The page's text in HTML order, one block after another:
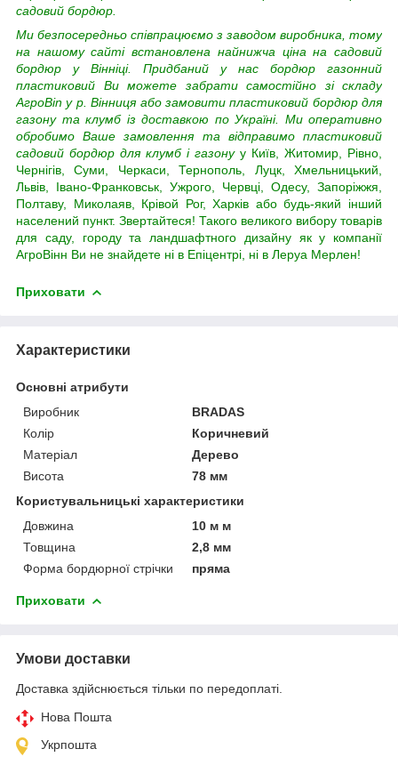
садовий бордюр.
Ми безпосередньо співпрацюємо з заводом виробника, тому
на нашому сайті встановлена найнижча ціна на садовий
бордюр у Вінніці. Придбаний у нас бордюр газонний
пластиковий Ви можете забрати самостійно зі складу
АгроВin у р. Вінниця або замовити пластиковий бордюр для
газону та клумб із доставкою по Україні. Ми оперативно
обробимо Ваше замовлення та відправимо пластиковий
садовий бордюр для клумб і газону у Київ, Житомир, Рівно,
Чернігів, Суми, Черкаси, Тернополь, Луцк, Хмельницький,
Львів, Івано-Франковськ, Ужрого, Червці, Одесу, Запоріжжя,
Полтаву, Миколаяв, Крівой Рог, Харків або будь-який інший
населений пункт. Звертайтеся! Такого великого вибору товарів
для саду, городу та ландшафтного дизайну як у компанії
АгроВінн Ви не знайдете ні в Епіцентрі, ні в Леруа Мерлен!
Приховати
Характеристики
Основні атрибути
Виробник
BRADAS
Колір
Коричневий
Матеріал
Дерево
Висота
78 мм
Користувальницькі характеристики
Довжина
10 м м
Товщина
2,8 мм
Форма бордюрної стрічки
пряма
Приховати
Умови доставки
Доставка здійснюється тільки по передоплаті.
Нова Пошта
Укрпошта